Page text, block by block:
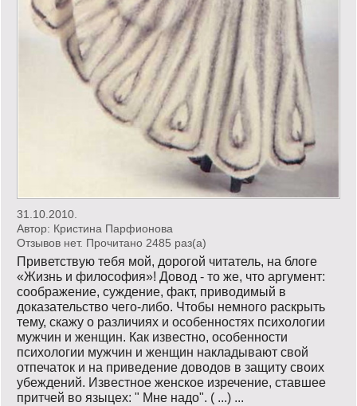
31.10.2010.
Автор: Кристина Парфионова
Отзывов нет. Прочитано 2485 раз(a)
Приветствую тебя мой, дорогой читатель, на блоге
«Жизнь и философия»! Довод - то же, что аргумент:
соображение, суждение, факт, приводимый в
доказательство чего-либо. Чтобы немного раскрыть
тему, скажу о различиях и особенностях психологии
мужчин и женщин. Как известно, особенности
психологии мужчин и женщин накладывают свой
отпечаток и на приведение доводов в защиту своих
убеждений. Известное женское изречение, ставшее
притчей во языцех: " Мне надо". ( ...) ...